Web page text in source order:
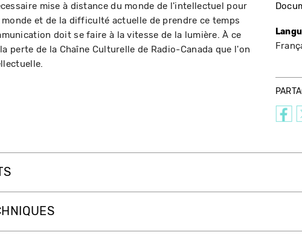
mise à distance du monde de l'intellectuel pour
et de la difficulté actuelle de prendre ce temps
doit se faire à la vitesse de la lumière. À ce
perte de la Chaîne Culturelle de Radio-Canada que l'on